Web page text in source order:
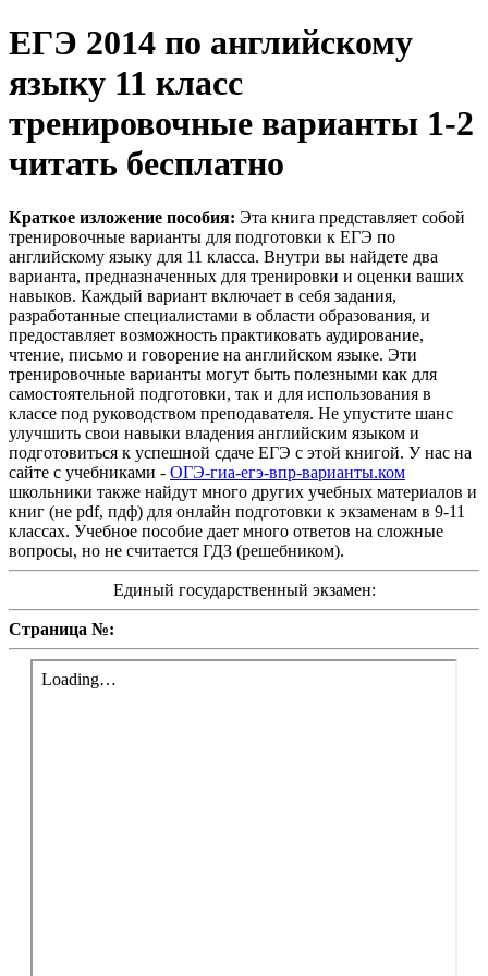
ЕГЭ 2014 по английскому
языку 11 класс
тренировочные варианты 1-2
читать бесплатно
Краткое изложение пособия: Эта книга представляет собой
тренировочные варианты для подготовки к ЕГЭ по
английскому языку для 11 класса. Внутри вы найдете два
варианта, предназначенных для тренировки и оценки ваших
навыков. Каждый вариант включает в себя задания,
разработанные специалистами в области образования, и
предоставляет возможность практиковать аудирование,
чтение, письмо и говорение на английском языке. Эти
тренировочные варианты могут быть полезными как для
самостоятельной подготовки, так и для использования в
классе под руководством преподавателя. Не упустите шанс
улучшить свои навыки владения английским языком и
подготовиться к успешной сдаче ЕГЭ с этой книгой. У нас на
сайте с учебниками - ОГЭ-гиа-егэ-впр-варианты.ком
школьники также найдут много других учебных материалов и
книг (не pdf, пдф) для онлайн подготовки к экзаменам в 9-11
классах. Учебное пособие дает много ответов на сложные
вопросы, но не считается ГДЗ (решебником).
Единый государственный экзамен:
Страница №: